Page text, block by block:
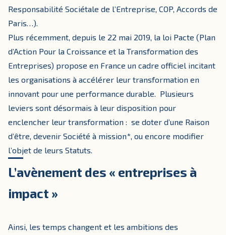
Responsabilité Sociétale de l’Entreprise, COP, Accords de
Paris…).
Plus récemment, depuis le 22 mai 2019, la loi Pacte (Plan
d’Action Pour la Croissance et la Transformation des
Entreprises) propose en France un cadre officiel incitant
les organisations à accélérer leur transformation en
innovant pour une performance durable. Plusieurs
leviers sont désormais à leur disposition pour
enclencher leur transformation : se doter d’une Raison
d’être, devenir Société à mission*, ou encore modifier
l’objet de leurs Statuts.
L’avènement des « entreprises à
impact »
Ainsi, les temps changent et les ambitions des